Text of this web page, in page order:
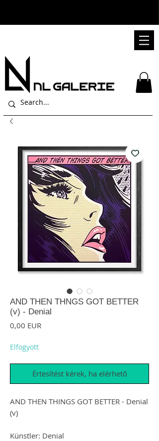
AND THEN THNGS GOT BETTER
(v) - Denial
0,00 EURÁr
Elfogyott
Értesítést kérek, ha elérhető
AND THEN THINGS GOT BETTER - Denial
(v)
Künstler: Denial